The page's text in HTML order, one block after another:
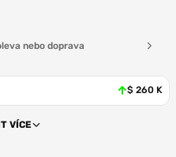
nebo doprava
$ 260 K
VÍCE